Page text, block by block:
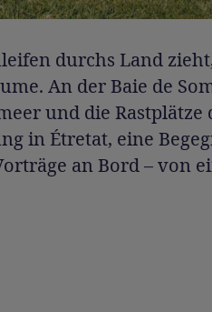
durchs Land
An der Baie de
und die Rastplätze
in Étretat, eine
an Bord – von